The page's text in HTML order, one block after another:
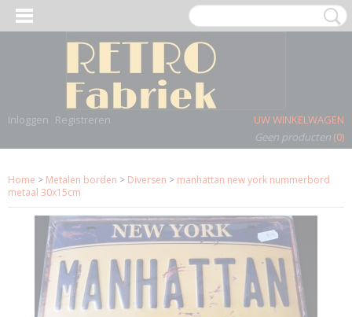
Inloggen Registreren
UW WINKELWAGEN
Geen producten (0)
Home > Metalen borden > Diversen > manhattan new york nummerbord
metaal 30x15cm